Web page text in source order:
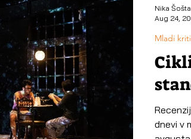
dnevi v
Mladi
Nika
Aug 24,